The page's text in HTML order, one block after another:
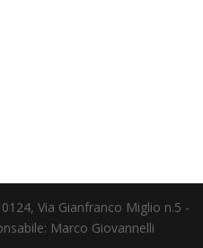
Via Gianfranco Miglio n.5 -
Marco Giovannelli